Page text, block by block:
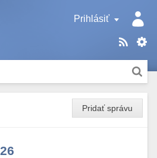
Prihlásiť
Pridať správu